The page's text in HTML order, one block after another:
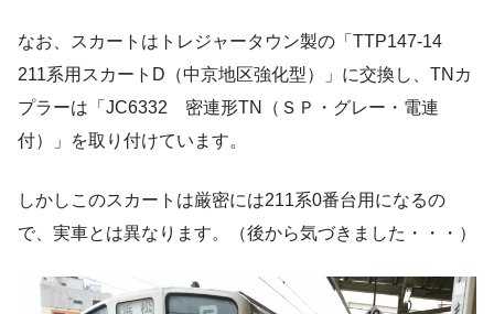
なお、スカートはトレジャータウン製の「TTP147-14
211系用スカートD（中京地区強化型）」に交換し、TNカ
プラーは「JC6332 密連形TN（ＳＰ・グレー・電連
付）」を取り付けています。
しかしこのスカートは厳密には211系0番台用になるの
で、実車とは異なります。（後から気づきました・・・）